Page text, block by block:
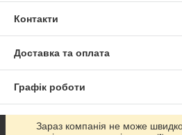
Контакти
Доставка та оплата
Графік роботи
Повна версія сайту
Зараз компанія не може